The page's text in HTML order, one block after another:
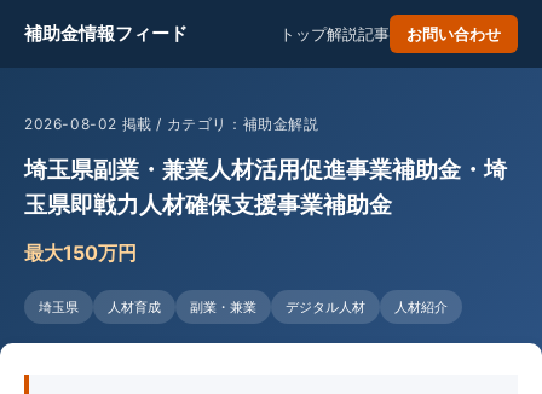
補助金情報フィード トップ解説記事 お問い合わせ
2026-08-02 掲載 / カテゴリ：補助金解説
埼玉県副業・兼業人材活用促進事業補助金・埼
玉県即戦力人材確保支援事業補助金
最大150万円
埼玉県 人材育成 副業・兼業 デジタル人材 人材紹介